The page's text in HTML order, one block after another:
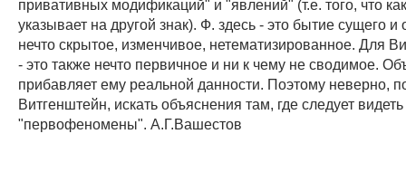
привативных модификаций" и "явлений" (т.е. того, что
указывает на другой знак). Ф. здесь - это бытие сущего
нечто скрытое, изменчивое, нетематизированное. Для
- это также нечто первичное и ни к чему не сводимое.
прибавляет ему реальной данности. Поэтому неверно,
Витгенштейн, искать объяснения там, где следует
"первофеномены". А.Г.Вашестов